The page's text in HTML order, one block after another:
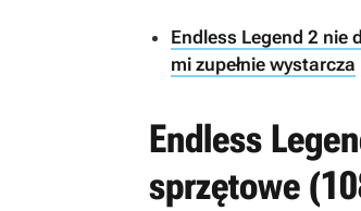
Endless Legend 2 nie
mi zupełnie wystarcza
Endless
sprzętowe